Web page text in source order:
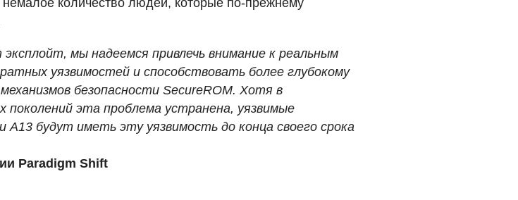
мы надеемся привлечь внимание к реальным
уязвимостей и способствовать более глубокому
безопасности SecureROM. Хотя в
поколений эта проблема устранена, уязвимые
A13 будут иметь эту уязвимость до конца своего срока
Paradigm Shift